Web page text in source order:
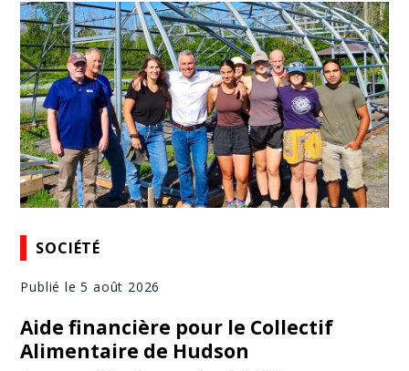
SOCIÉTÉ
Publié le 5 août 2026
Aide financière pour le Collectif
Alimentaire de Hudson